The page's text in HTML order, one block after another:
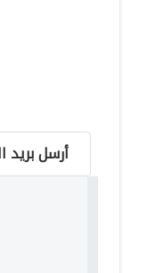
أرسل بريد